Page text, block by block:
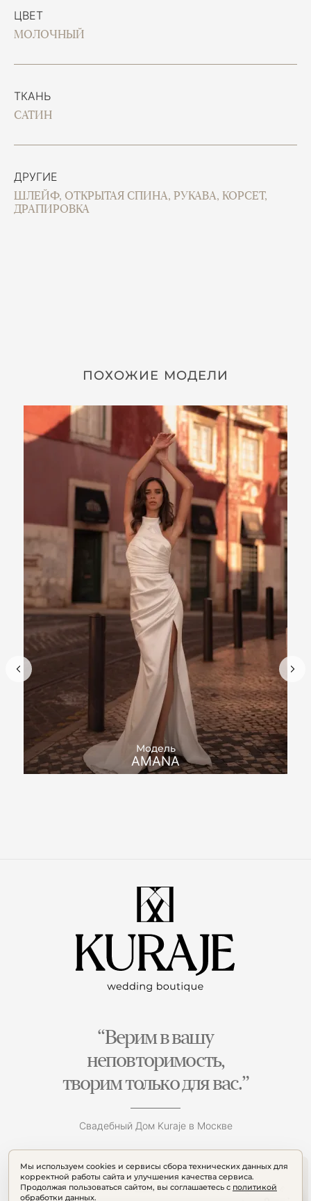
ЦВЕТ
МОЛОЧНЫЙ
ТКАНЬ
САТИН
ДРУГИЕ
ШЛЕЙФ, ОТКРЫТАЯ СПИНА, РУКАВА, КОРСЕТ,
ДРАПИРОВКА
ПОХОЖИЕ МОДЕЛИ
Модель
AMANA
Мы используем cookies и сервисы сбора технических данных для
корректной работы сайта и улучшения качества сервиса.
Продолжая пользоваться сайтом, вы соглашаетесь с политикой
обработки данных.
“Верим в вашу
неповторимость,
творим только для вас.”
Свадебный Дом Kuraje в Москве